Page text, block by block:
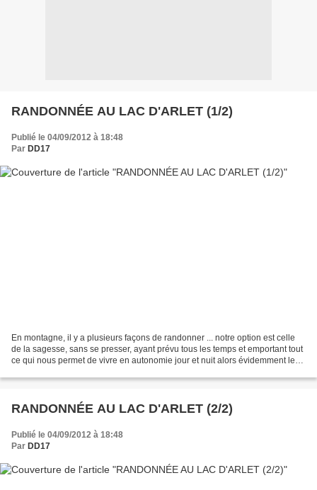
RANDONNÉE AU LAC D'ARLET (1/2)
Publié le 04/09/2012 à 18:48
Par DD17
En montagne, il y a plusieurs façons de randonner ... notre option est celle
de la sagesse, sans se presser, ayant prévu tous les temps et emportant tout
ce qui nous permet de vivre en autonomie jour et nuit alors évidemment le
RANDONNÉE AU LAC D'ARLET (2/2)
Publié le 04/09/2012 à 18:48
Par DD17